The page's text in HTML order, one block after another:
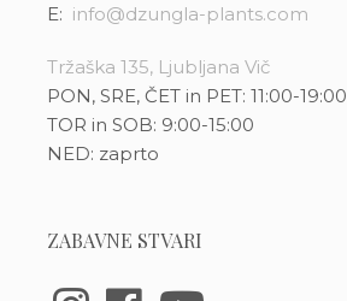
E: info@dzungla-plants.com
Tržaška 135, Ljubljana Vič
PON, SRE, ČET in PET: 11:00-19:00
TOR in SOB: 9:00-15:00
NED: zaprto
ZABAVNE STVARI